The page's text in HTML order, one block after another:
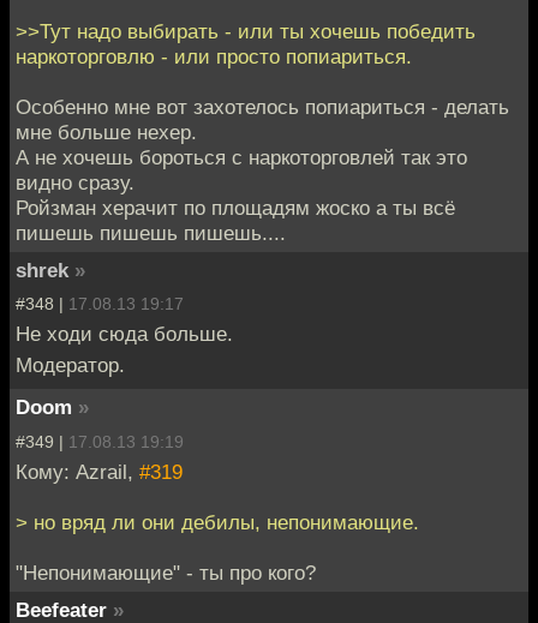
>>Тут надо выбирать - или ты хочешь победить
наркоторговлю - или просто попиариться.
Особенно мне вот захотелось попиариться - делать
мне больше нехер.
А не хочешь бороться с наркоторговлей так это
видно сразу.
Ройзман херачит по площадям жоско а ты всё
пишешь пишешь пишешь....
shrek »
#348 | 17.08.13 19:17
Не ходи сюда больше.
Модератор.
Doom »
#349 | 17.08.13 19:19
Кому: Azrail, #319
> но вряд ли они дебилы, непонимающие.
"Непонимающие" - ты про кого?
Beefeater »